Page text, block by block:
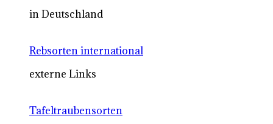
in Deutschland
Rebsorten international
externe Links
Tafeltraubensorten